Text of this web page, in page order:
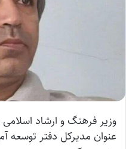
وزیر فرهنگ و ارشاد
عنوان مدیرکل دفتر توسعه